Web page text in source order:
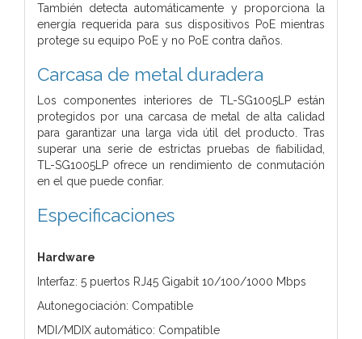
También detecta automáticamente y proporciona la
energía requerida para sus dispositivos PoE mientras
protege su equipo PoE y no PoE contra daños.
Carcasa de metal duradera
Los componentes interiores de TL-SG1005LP están
protegidos por una carcasa de metal de alta calidad
para garantizar una larga vida útil del producto. Tras
superar una serie de estrictas pruebas de fiabilidad,
TL-SG1005LP ofrece un rendimiento de conmutación
en el que puede confiar.
Especificaciones
Hardware
Interfaz: 5 puertos RJ45 Gigabit 10/100/1000 Mbps
Autonegociación: Compatible
MDI/MDIX automático: Compatible